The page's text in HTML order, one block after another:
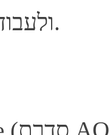
ולעבודה גרפית תובענית.